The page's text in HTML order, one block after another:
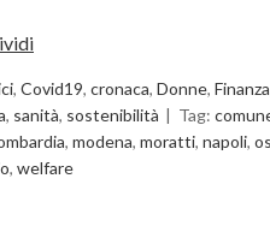
, Covid19, cronaca, Donne, Finanza
, sanità, sostenibilità Tag:
, modena, moratti, napoli,
, welfare